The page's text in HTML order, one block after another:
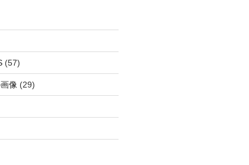
(57)
像 (29)